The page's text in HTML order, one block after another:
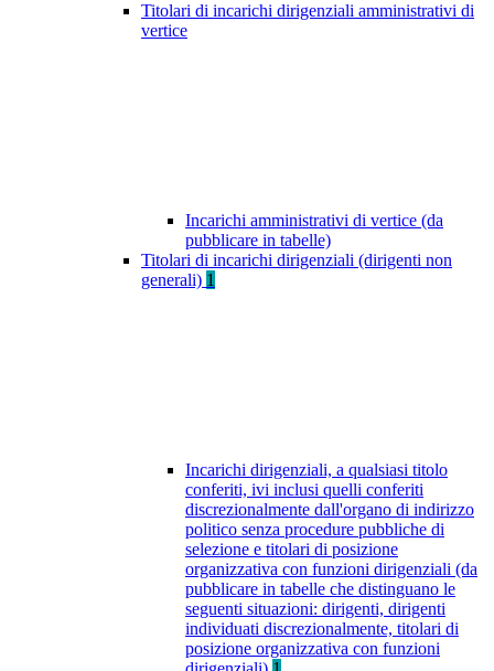
Titolari di incarichi dirigenziali amministrativi di
vertice
Incarichi amministrativi di vertice (da
pubblicare in tabelle)
Titolari di incarichi dirigenziali (dirigenti non
generali) 1
Incarichi dirigenziali, a qualsiasi titolo
conferiti, ivi inclusi quelli conferiti
discrezionalmente dall'organo di indirizzo
politico senza procedure pubbliche di
selezione e titolari di posizione
organizzativa con funzioni dirigenziali (da
pubblicare in tabelle che distinguano le
seguenti situazioni: dirigenti, dirigenti
individuati discrezionalmente, titolari di
posizione organizzativa con funzioni